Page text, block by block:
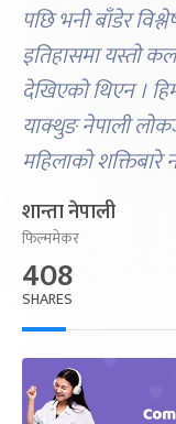
पछि भनी बाँडेर
इतिहासमा यस्तो
देखिएको थिएन ।
याक्थुङ नेपाली
महिलाको शक्तिबारे
शान्ता नेपाली
फिल्ममेकर
408
SHARES